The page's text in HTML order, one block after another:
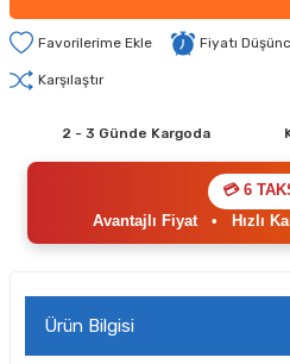
Fiyatı
Karşılaştır
2 - 3 Günde Kargoda
💳 6
Avantajlı Fiyat• Hızlı
Ürün Bilgisi